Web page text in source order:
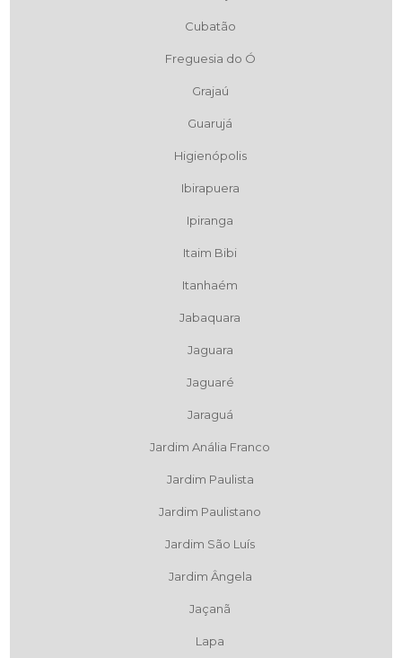
Cubatão
Freguesia do Ó
Grajaú
Guarujá
Higienópolis
Ibirapuera
Ipiranga
Itaim Bibi
Itanhaém
Jabaquara
Jaguara
Jaguaré
Jaraguá
Jardim Anália Franco
Jardim Paulista
Jardim Paulistano
Jardim São Luís
Jardim Ângela
Jaçanã
Lapa